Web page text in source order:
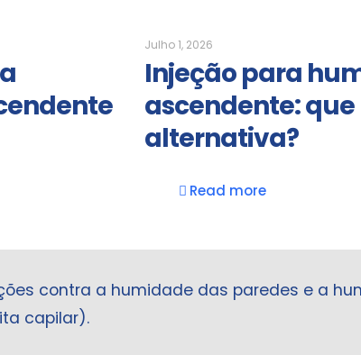
Julho 1, 2026
Injeção para
ascendente: que
alternativa?
Read more
contra a humidade das paredes e a
capilar).